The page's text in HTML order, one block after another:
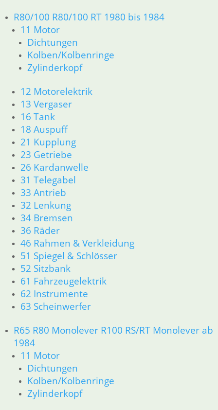
R80/100 R80/100 RT 1980 bis 1984
11 Motor
Dichtungen
Kolben/Kolbenringe
Zylinderkopf
12 Motorelektrik
13 Vergaser
16 Tank
18 Auspuff
21 Kupplung
23 Getriebe
26 Kardanwelle
31 Telegabel
33 Antrieb
32 Lenkung
34 Bremsen
36 Räder
46 Rahmen & Verkleidung
51 Spiegel & Schlösser
52 Sitzbank
61 Fahrzeugelektrik
62 Instrumente
63 Scheinwerfer
R65 R80 Monolever R100 RS/RT Monolever ab
1984
11 Motor
Dichtungen
Kolben/Kolbenringe
Zylinderkopf